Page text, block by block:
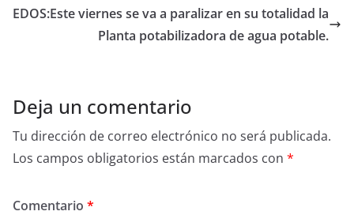
EDOS:Este viernes se va a paralizar en su totalidad la
Planta potabilizadora de agua potable.
Deja un comentario
Tu dirección de correo electrónico no será publicada.
Los campos obligatorios están marcados con *
Comentario *